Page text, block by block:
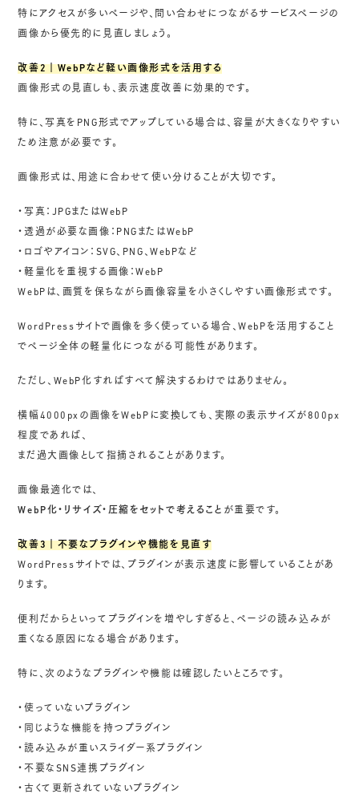
特にアクセスが多いページや、問い合わせにつながるサービスページの
画像から優先的に見直しましょう。
改善2｜WebPなど軽い画像形式を活用する
画像形式の見直しも、表示速度改善に効果的です。
特に、写真をPNG形式でアップしている場合は、容量が大きくなりやすい
ため注意が必要です。
画像形式は、用途に合わせて使い分けることが大切です。
・写真：JPGまたはWebP
・透過が必要な画像：PNGまたはWebP
・ロゴやアイコン：SVG、PNG、WebPなど
・軽量化を重視する画像：WebP
WebPは、画質を保ちながら画像容量を小さくしやすい画像形式です。
WordPressサイトで画像を多く使っている場合、WebPを活用すること
でページ全体の軽量化につながる可能性があります。
ただし、WebP化すればすべて解決するわけではありません。
横幅4000pxの画像をWebPに変換しても、実際の表示サイズが800px
程度であれば、
まだ過大画像として指摘されることがあります。
画像最適化では、
WebP化・リサイズ・圧縮をセットで考えること が重要です。
改善3｜不要なプラグインや機能を見直す
WordPressサイトでは、プラグインが表示速度に影響していることがあ
ります。
便利だからといってプラグインを増やしすぎると、ページの読み込みが
重くなる原因になる場合があります。
特に、次のようなプラグインや機能は確認したいところです。
・使っていないプラグイン
・同じような機能を持つプラグイン
・読み込みが重いスライダー系プラグイン
・不要なSNS連携プラグイン
・古くて更新されていないプラグイン